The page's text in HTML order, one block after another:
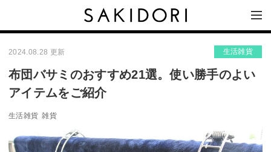
2024.08.28 更新 生活雑貨
布団バサミのおすすめ21選。使い勝手のよい
アイテムをご紹介
生活雑貨 雑貨